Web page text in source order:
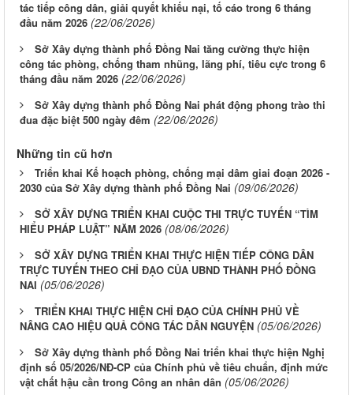
tác tiếp công dân, giải quyết khiếu nại, tố cáo trong 6 tháng
đầu năm 2026 (22/06/2026)
Sở Xây dựng thành phố Đồng Nai tăng cường thực hiện
công tác phòng, chống tham nhũng, lãng phí, tiêu cực trong 6
tháng đầu năm 2026 (22/06/2026)
Sở Xây dựng thành phố Đồng Nai phát động phong trào thi
đua đặc biệt 500 ngày đêm (22/06/2026)
Những tin cũ hơn
Triển khai Kế hoạch phòng, chống mại dâm giai đoạn 2026 -
2030 của Sở Xây dựng thành phố Đồng Nai (09/06/2026)
SỞ XÂY DỰNG TRIỂN KHAI CUỘC THI TRỰC TUYẾN “TÌM
HIỂU PHÁP LUẬT” NĂM 2026 (08/06/2026)
SỞ XÂY DỰNG TRIỂN KHAI THỰC HIỆN TIẾP CÔNG DÂN
TRỰC TUYẾN THEO CHỈ ĐẠO CỦA UBND THÀNH PHỐ ĐỒNG
NAI (05/06/2026)
TRIỂN KHAI THỰC HIỆN CHỈ ĐẠO CỦA CHÍNH PHỦ VỀ
NÂNG CAO HIỆU QUẢ CÔNG TÁC DÂN NGUYỆN (05/06/2026)
Sở Xây dựng thành phố Đồng Nai triển khai thực hiện Nghị
định số 05/2026/NĐ-CP của Chính phủ về tiêu chuẩn, định mức
vật chất hậu cần trong Công an nhân dân (05/06/2026)